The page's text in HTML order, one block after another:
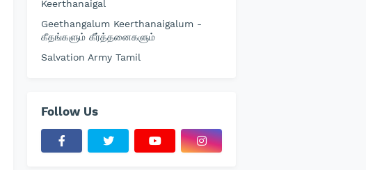
Keerthanaigal
Geethangalum Keerthanaigalum -
கீதங்களும் கீர்த்தனைகளும்
Salvation Army Tamil
Follow Us